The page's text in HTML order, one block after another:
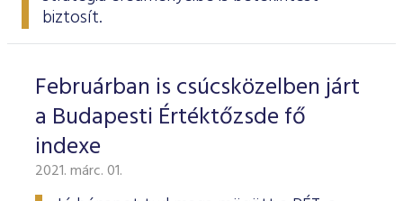
biztosít.
Februárban is csúcsközelben járt
a Budapesti Értéktőzsde fő
indexe
2021. márc. 01.